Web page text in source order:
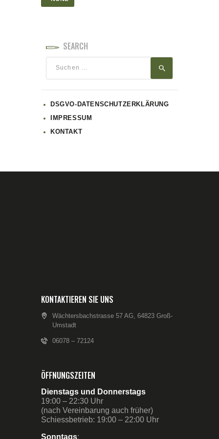
SEARCH
nach:
DSGVO-DATENSCHUTZERKLÄRUNG
IMPRESSUM
KONTAKT
KONTAKTIEREN SIE UNS
Wächtersbachstrasse 57 AG, 64823 Groß-
Umstadt
06078 – 72124
ÖFFNUNGSZEITEN
Dienstags und Donnerstags
19:00 – 22:30 Uhr
(nach Vereinbarung auch früher)
Schiessbetrieb: 19:00 – 22:00 Uhr
Sonntags: